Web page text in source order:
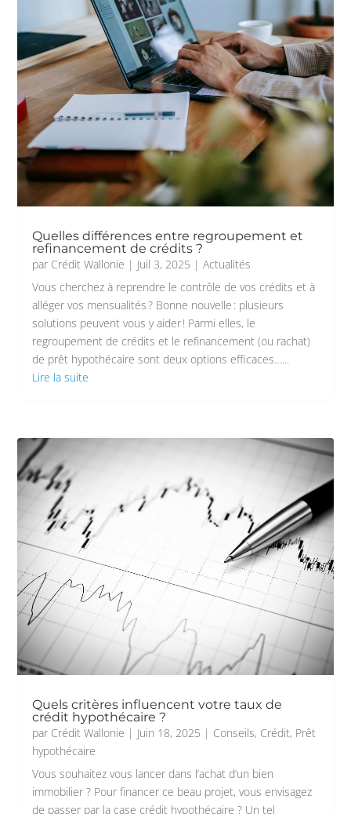
Quelles différences entre regroupement et
refinancement de crédits ?
par Crédit Wallonie | Juil 3, 2025 |Actualités
Vous cherchez à reprendre le contrôle de vos crédits et à
alléger vos mensualités ? Bonne nouvelle : plusieurs
solutions peuvent vous y aider ! Parmi elles, le
regroupement de crédits et le refinancement (ou rachat)
de prêt hypothécaire sont deux options efficaces…...
Lire la suite
Quels critères influencent votre taux de
crédit hypothécaire ?
par Crédit Wallonie | Juin 18, 2025 | Conseils, Crédit, Prêt
hypothécaire
Vous souhaitez vous lancer dans l’achat d’un bien
immobilier ? Pour financer ce beau projet, vous envisagez
de passer par la case crédit hypothécaire ? Un tel